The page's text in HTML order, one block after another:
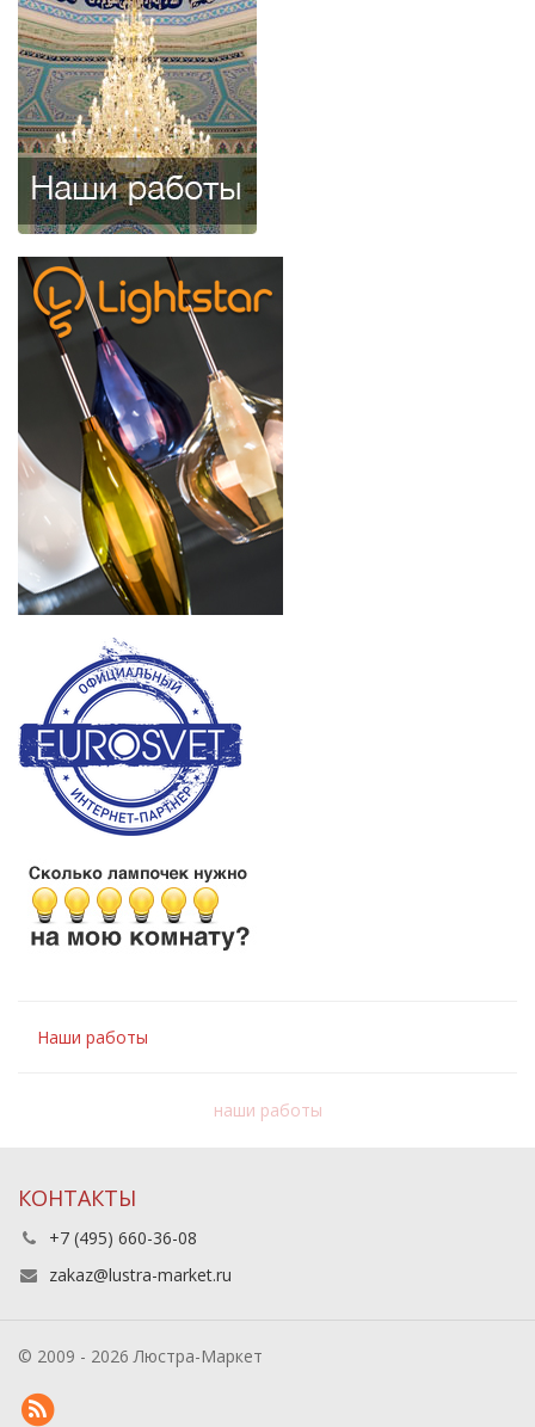
Наши работы
наши работы
КОНТАКТЫ
+7 (495) 660-36-08
zakaz@lustra-market.ru
© 2009 - 2026 Люстра-Маркет